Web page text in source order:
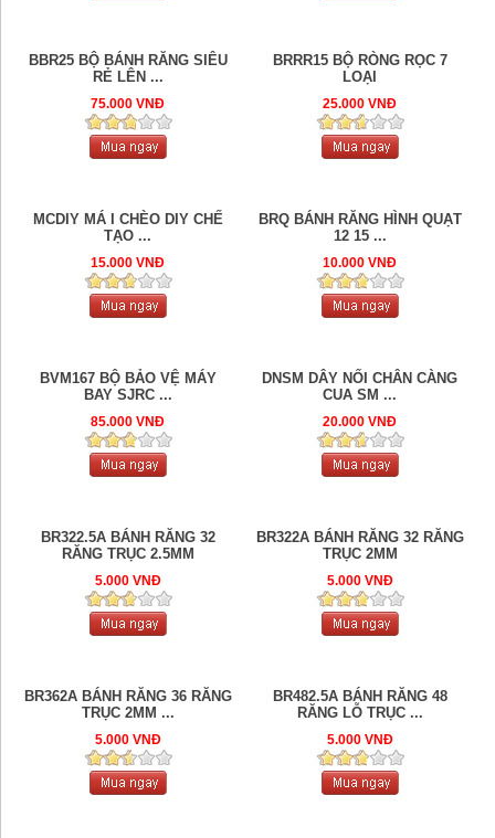
BBR25 BỘ BÁNH RĂNG SIÊU
RẺ LÊN ...
75.000 VNĐ
BRRR15 BỘ RÒNG RỌC 7
LOẠI
25.000 VNĐ
MCDIY MÁ I CHÈO DIY CHẾ
TẠO ...
15.000 VNĐ
BRQ BÁNH RĂNG HÌNH QUẠT
12 15 ...
10.000 VNĐ
BVM167 BỘ BẢO VỆ MÁY
BAY SJRC ...
85.000 VNĐ
DNSM DÂY NỐI CHÂN CÀNG
CUA SM ...
20.000 VNĐ
BR322.5A BÁNH RĂNG 32
RĂNG TRỤC 2.5MM
5.000 VNĐ
BR322A BÁNH RĂNG 32 RĂNG
TRỤC 2MM
5.000 VNĐ
BR362A BÁNH RĂNG 36 RĂNG
TRỤC 2MM ...
5.000 VNĐ
BR482.5A BÁNH RĂNG 48
RĂNG LỖ TRỤC ...
5.000 VNĐ